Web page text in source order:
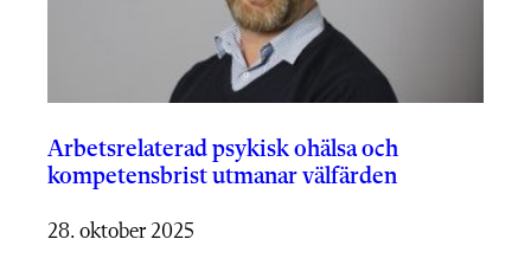
Arbetsrelaterad psykisk ohälsa och
kompetensbrist utmanar välfärden
28. oktober 2025